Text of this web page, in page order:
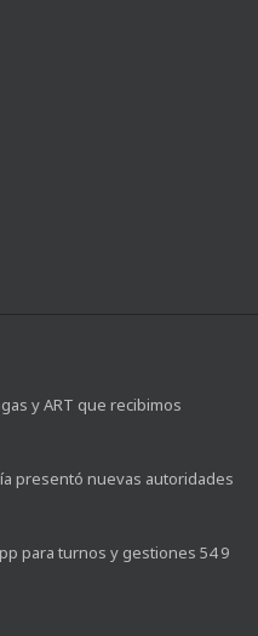
y ART que recibimos
presentó nuevas autoridades
para turnos y gestiones 54 9